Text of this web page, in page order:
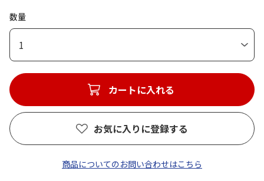
数量
1
カートに入れる
お気に入りに登録する
商品についてのお問い合わせはこちら